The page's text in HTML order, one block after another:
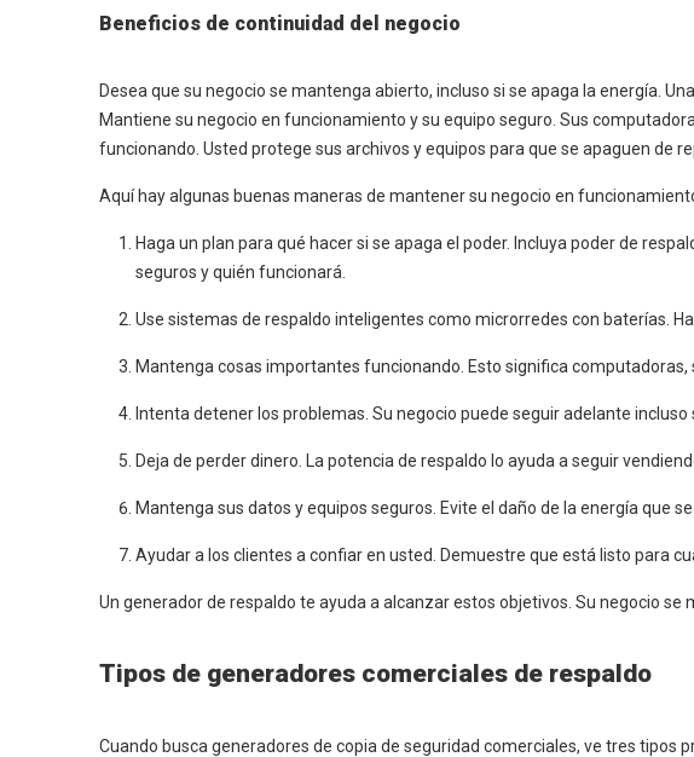
Beneficios de continuidad del negocio
Desea que su negocio se mantenga abierto, incluso si se apaga la energía.
Mantiene su negocio en funcionamiento y su equipo seguro. Sus
funcionando. Usted protege sus archivos y equipos para que se apaguen de
Aquí hay algunas buenas maneras de mantener su negocio en
Haga un plan para qué hacer si se apaga el poder. Incluya poder de
seguros y quién funcionará.
Use sistemas de respaldo inteligentes como microrredes con baterías.
Mantenga cosas importantes funcionando. Esto significa computadoras,
Intenta detener los problemas. Su negocio puede seguir adelante
Deja de perder dinero. La potencia de respaldo lo ayuda a seguir
Mantenga sus datos y equipos seguros. Evite el daño de la energía que
Ayudar a los clientes a confiar en usted. Demuestre que está listo para
Un generador de respaldo te ayuda a alcanzar estos objetivos. Su negocio se
Tipos de generadores comerciales de respaldo
Cuando busca generadores de copia de seguridad comerciales, ve tres tipos